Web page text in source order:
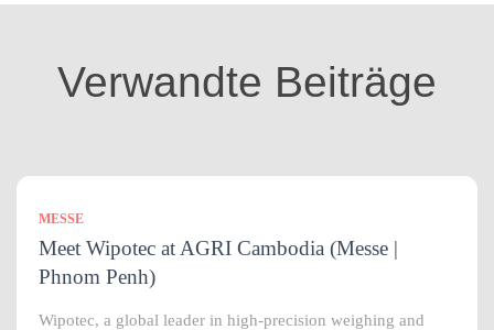
o
Verwandte Beiträge
MESSE
Meet Wipotec at AGRI Cambodia (Messe |
Phnom Penh)
Wipotec, a global leader in high-precision weighing and